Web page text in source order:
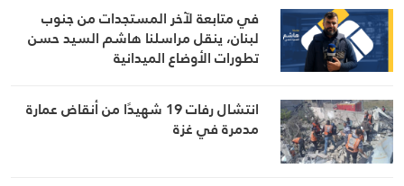
في متابعة لآخر المستجدات من جنوب
لبنان، ينقل مراسلنا هاشم السيد حسن
تطورات الأوضاع الميدانية
انتشال رفات 19 شهيدًا من أنقاض عمارة
مدمرة في غزة